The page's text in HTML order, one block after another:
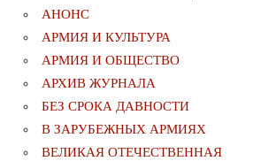
АНОНС
АРМИЯ И КУЛЬТУРА
АРМИЯ И ОБЩЕСТВО
АРХИВ ЖУРНАЛА
БЕЗ СРОКА ДАВНОСТИ
В ЗАРУБЕЖНЫХ АРМИЯХ
ВЕЛИКАЯ ОТЕЧЕСТВЕННАЯ